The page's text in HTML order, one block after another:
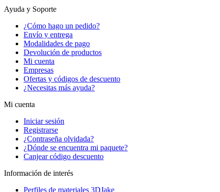
Ayuda y Soporte
¿Cómo hago un pedido?
Envío y entrega
Modalidades de pago
Devolución de productos
Mi cuenta
Empresas
Ofertas y códigos de descuento
¿Necesitas más ayuda?
Mi cuenta
Iniciar sesión
Registrarse
¿Contraseña olvidada?
¿Dónde se encuentra mi paquete?
Canjear código descuento
Información de interés
Perfiles de materiales 3DJake